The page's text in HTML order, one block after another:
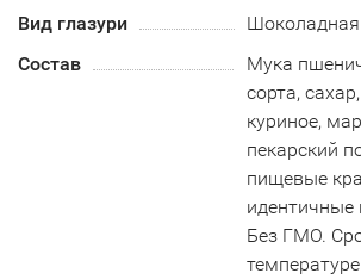
Вид глазури
Шоколадная
Состав
Мука
сорта,
куриное,
пекарский
пищевые
Без ГМО.